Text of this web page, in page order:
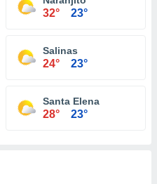
32° 23°
Salinas
24° 23°
Santa Elena
28° 23°